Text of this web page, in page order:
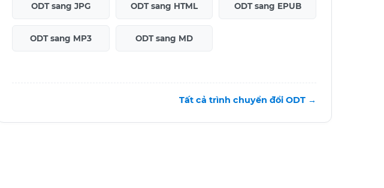
ODT sang JPG ODT sang HTML ODT sang EPUB
ODT sang MP3 ODT sang MD
Tất cả trình chuyển đổi ODT →